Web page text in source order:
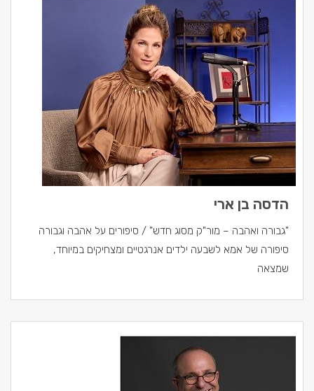
הדסה בן ארי
"גבורה ואהבה – מור"ק מסוג חדש" / סיפורים על אהבה וגבורה
סיפורה של אמא לשבעה ילדים אנרגטיים ומצחיקים במיוחד,
שמצאה